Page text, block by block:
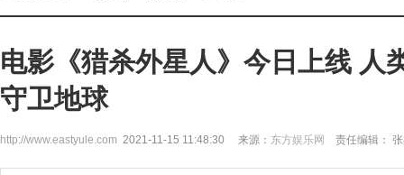
电影《猎杀外星人》今日上线 人
守卫地球
http://www.eastyule.com 2021-11-15 11:48:30 来源： 东方娱乐网 责任编辑：